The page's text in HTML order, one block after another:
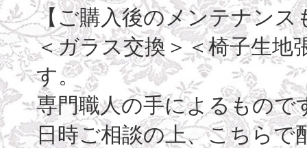
【ご購入後のメンテナンス
＜ガラス交換＞＜椅子生地
す。
専門職人の手によるもので
日時ご相談の上、こちらで